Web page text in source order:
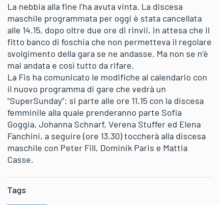
La nebbia alla fine l’ha avuta vinta. La discesa
maschile programmata per oggi è stata cancellata
alle 14.15, dopo oltre due ore di rinvii, in attesa che il
fitto banco di foschia che non permetteva il regolare
svolgimento della gara se ne andasse. Ma non se n’è
mai andata e così tutto da rifare.
La Fis ha comunicato le modifiche al calendario con
il nuovo programma di gare che vedrà un
“SuperSunday”: si parte alle ore 11.15 con la discesa
femminile alla quale prenderanno parte Sofia
Goggia, Johanna Schnarf, Verena Stuffer ed Elena
Fanchini, a seguire (ore 13.30) toccherà alla discesa
maschile con Peter Fill, Dominik Paris e Mattia
Casse.
Tags